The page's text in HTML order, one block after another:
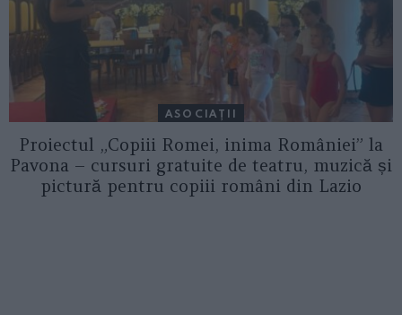
ASOCIAŢII
Proiectul „Copiii Romei, inima României” la
Pavona – cursuri gratuite de teatru, muzică și
pictură pentru copiii români din Lazio